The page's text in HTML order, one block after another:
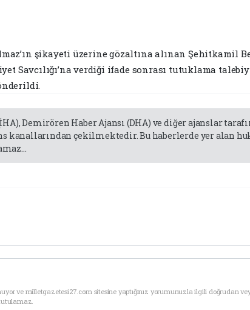
şikayeti üzerine gözaltına alınan Şehitkamil
Savcılığı’na verdiği ifade sonrası tutuklama
Demirören Haber Ajansı (DHA) ve diğer ajanslar
çekilmektedir. Bu haberlerde yer alan
ve milletgazetesi27.com sitesine yaptığınız yorumunuzla ilgili doğrudan